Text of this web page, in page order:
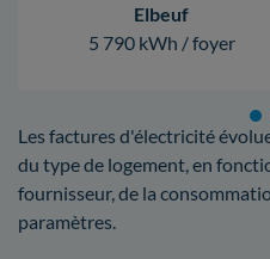
Elbeuf
5 790 kWh / foyer
Les factures d'électricité
du type de logement, en
fournisseur, de la
paramètres.